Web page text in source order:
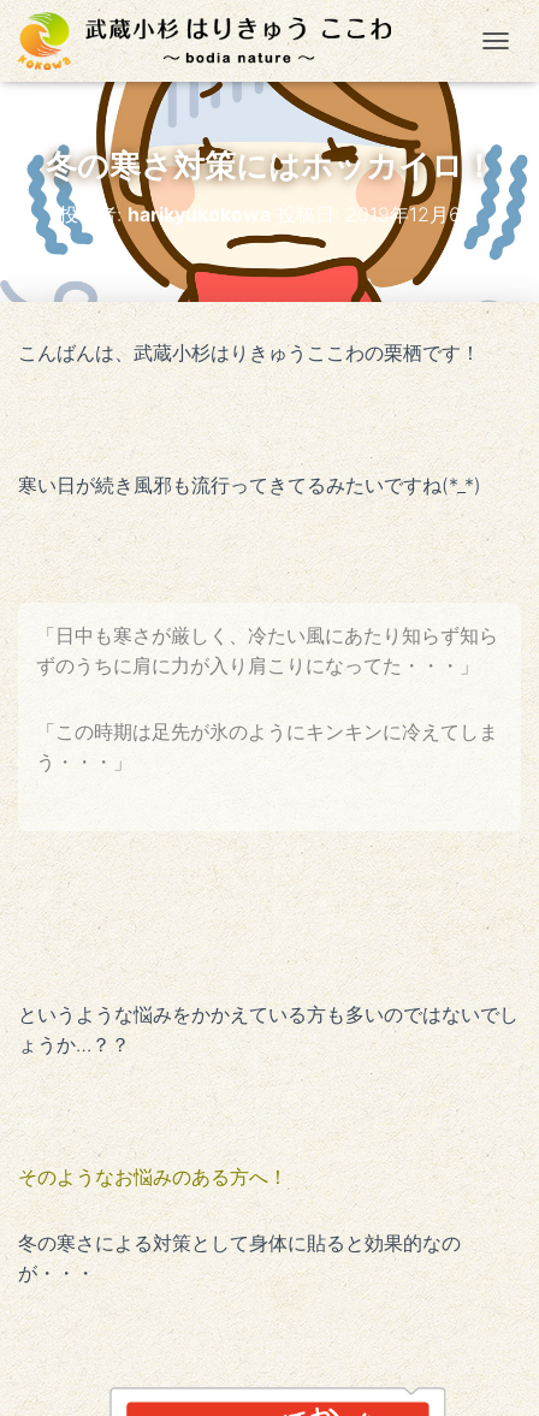
ナ
冬の寒さ対策にはホッカイロ！
投稿者: harikyukokowa 投稿日: 2019年12月6日
こんばんは、武蔵小杉はりきゅうここわの栗栖です！
寒い日が続き風邪も流行ってきてるみたいですね(*_*)
「日中も寒さが厳しく、冷たい風にあたり知らず知ら
ずのうちに肩に力が入り肩こりになってた・・・」
「この時期は足先が氷のようにキンキンに冷えてしま
う・・・」
というような悩みをかかえている方も多いのではないでし
ょうか…？？
そのようなお悩みのある方へ！
冬の寒さによる対策として身体に貼ると効果的なの
が・・・